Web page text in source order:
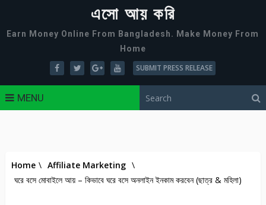
এসো আয় করি
Earn Money Online From Bangladesh. Make Money From
Home
SUBMIT PRESS RELEASE
MENU
Home \ Affiliate Marketing \
ঘরে বসে মোবাইলে আয় – কিভাবে ঘরে বসে অনলাইন ইনকাম করবেন (ছাত্র & মহিলা)